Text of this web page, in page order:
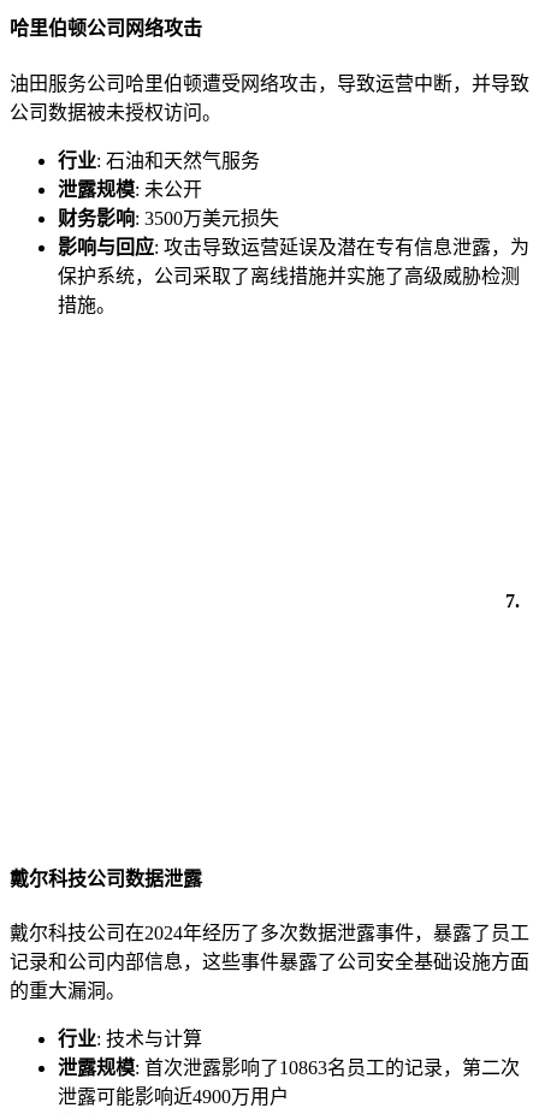
哈里伯顿公司网络攻击
油田服务公司哈里伯顿遭受网络攻击，导致运营中断，并导致
公司数据被未授权访问。
行业: 石油和天然气服务
泄露规模: 未公开
财务影响: 3500万美元损失
影响与回应: 攻击导致运营延误及潜在专有信息泄露，为
保护系统，公司采取了离线措施并实施了高级威胁检测
措施。
7.
戴尔科技公司数据泄露
戴尔科技公司在2024年经历了多次数据泄露事件，暴露了员工
记录和公司内部信息，这些事件暴露了公司安全基础设施方面
的重大漏洞。
行业: 技术与计算
泄露规模: 首次泄露影响了10863名员工的记录，第二次
泄露可能影响近4900万用户